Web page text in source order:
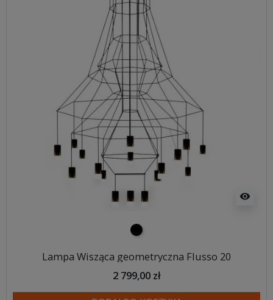
visibility
czarny
Lampa Wisząca geometryczna Flusso 20
2 799,00 zł